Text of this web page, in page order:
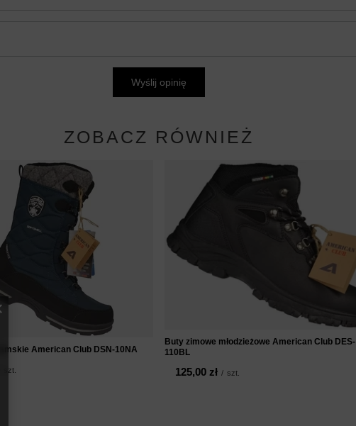
Wyślij opinię
ZOBACZ RÓWNIEŻ
American Club DSN-10NA
szt.
Buty zimowe młodzieżowe American Club DES-
110BL
125,00 zł / szt.